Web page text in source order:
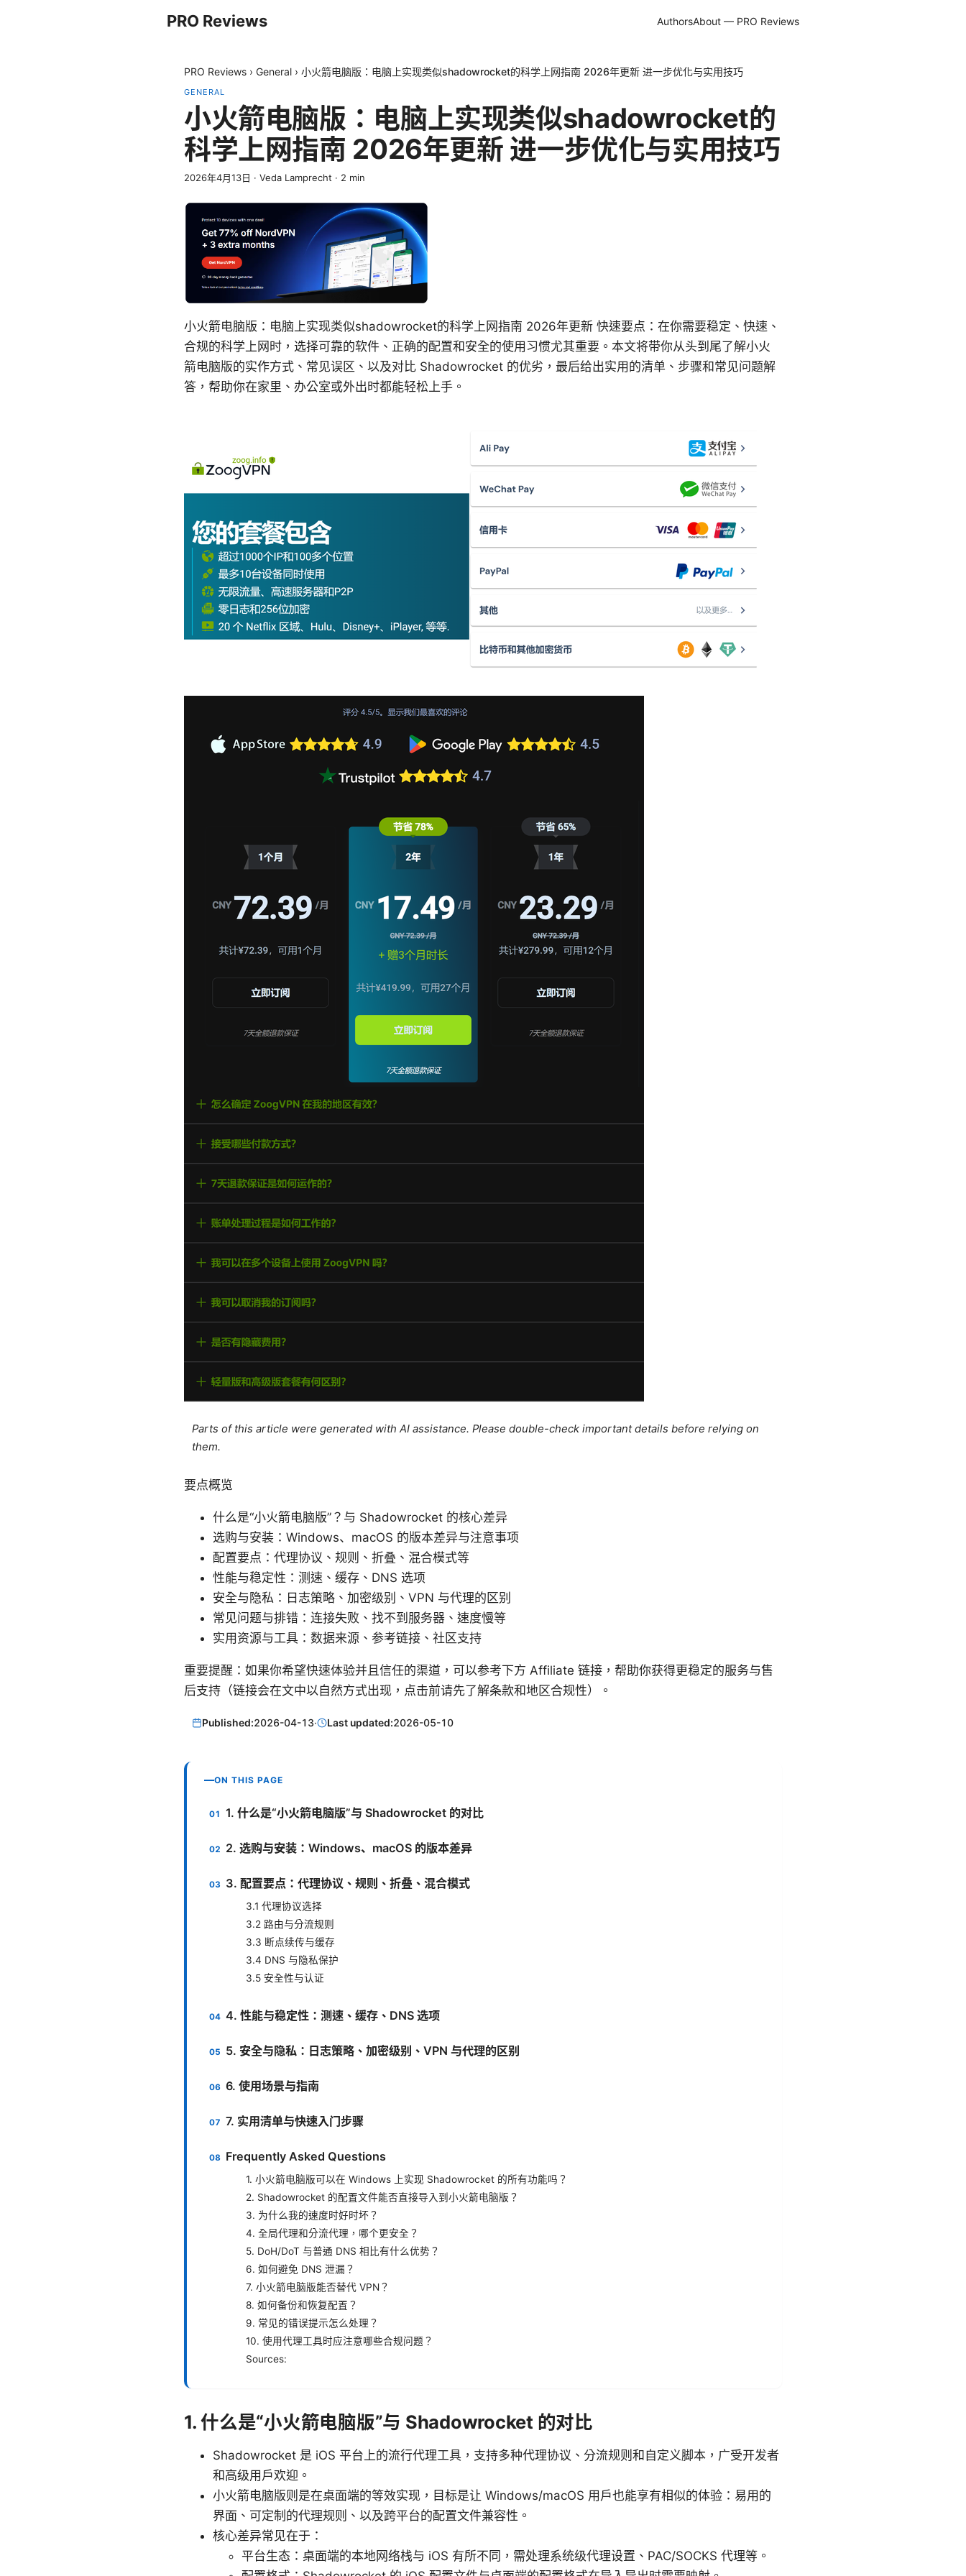
PRO Reviews AuthorsAbout — PRO Reviews
PRO Reviews › General › 小火箭电脑版：电脑上实现类似shadowrocket的科学上网指南 2026年更新 进一步优化与实用技巧
GENERAL
小火箭电脑版：电脑上实现类似shadowrocket的
科学上网指南 2026年更新 进一步优化与实用技巧
2026年4月13日 · Veda Lamprecht · 2 min
小火箭电脑版：电脑上实现类似shadowrocket的科学上网指南 2026年更新 快速要点：在你需要稳定、快速、
合规的科学上网时，选择可靠的软件、正确的配置和安全的使用习惯尤其重要。本文将带你从头到尾了解小火
箭电脑版的实作方式、常见误区、以及对比 Shadowrocket 的优劣，最后给出实用的清单、步骤和常见问题解
答，帮助你在家里、办公室或外出时都能轻松上手。
Parts of this article were generated with AI assistance. Please double-check important details before relying on
them.
要点概览
什么是“小火箭电脑版”？与 Shadowrocket 的核心差异
选购与安装：Windows、macOS 的版本差异与注意事项
配置要点：代理协议、规则、折叠、混合模式等
性能与稳定性：测速、缓存、DNS 选项
安全与隐私：日志策略、加密级别、VPN 与代理的区别
常见问题与排错：连接失败、找不到服务器、速度慢等
实用资源与工具：数据来源、参考链接、社区支持
重要提醒：如果你希望快速体验并且信任的渠道，可以参考下方 Affiliate 链接，帮助你获得更稳定的服务与售
后支持（链接会在文中以自然方式出现，点击前请先了解条款和地区合规性）。
Published:2026-04-13· Last updated:2026-05-10
ON THIS PAGE
1. 什么是“小火箭电脑版”与 Shadowrocket 的对比
2. 选购与安装：Windows、macOS 的版本差异
3. 配置要点：代理协议、规则、折叠、混合模式
3.1 代理协议选择
3.2 路由与分流规则
3.3 断点续传与缓存
3.4 DNS 与隐私保护
3.5 安全性与认证
4. 性能与稳定性：测速、缓存、DNS 选项
5. 安全与隐私：日志策略、加密级别、VPN 与代理的区别
6. 使用场景与指南
7. 实用清单与快速入门步骤
Frequently Asked Questions
1. 小火箭电脑版可以在 Windows 上实现 Shadowrocket 的所有功能吗？
2. Shadowrocket 的配置文件能否直接导入到小火箭电脑版？
3. 为什么我的速度时好时坏？
4. 全局代理和分流代理，哪个更安全？
5. DoH/DoT 与普通 DNS 相比有什么优势？
6. 如何避免 DNS 泄漏？
7. 小火箭电脑版能否替代 VPN？
8. 如何备份和恢复配置？
9. 常见的错误提示怎么处理？
10. 使用代理工具时应注意哪些合规问题？
Sources:
1. 什么是“小火箭电脑版”与 Shadowrocket 的对比
Shadowrocket 是 iOS 平台上的流行代理工具，支持多种代理协议、分流规则和自定义脚本，广受开发者
和高级用户欢迎。
小火箭电脑版则是在桌面端的等效实现，目标是让 Windows/macOS 用户也能享有相似的体验：易用的
界面、可定制的代理规则、以及跨平台的配置文件兼容性。
核心差异常见在于：
平台生态：桌面端的本地网络栈与 iOS 有所不同，需处理系统级代理设置、PAC/SOCKS 代理等。